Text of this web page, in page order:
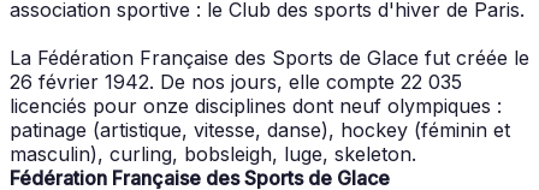
association sportive : le Club des sports d'hiver de Paris.
La Fédération Française des Sports de Glace fut créée le
26 février 1942. De nos jours, elle compte 22 035
licenciés pour onze disciplines dont neuf olympiques :
patinage (artistique, vitesse, danse), hockey (féminin et
masculin), curling, bobsleigh, luge, skeleton.
Fédération Française des Sports de Glace